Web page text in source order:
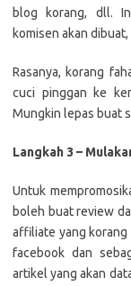
blog korang, dll.
komisen akan dibuat,
Rasanya, korang
cuci pinggan ke
Mungkin lepas buat
Langkah 3 –
Untuk
boleh buat review
affiliate yang
facebook dan
artikel yang akan